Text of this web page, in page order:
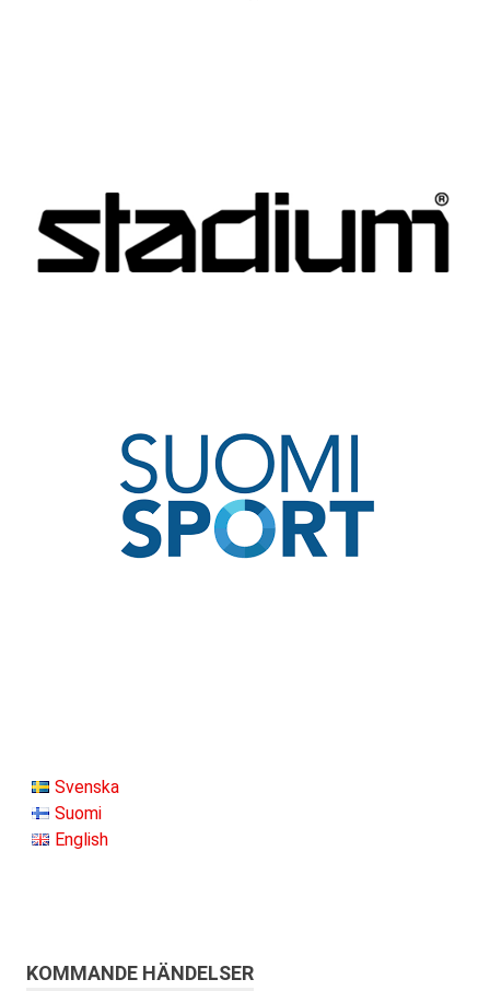
Svenska
Suomi
English
KOMMANDE HÄNDELSER